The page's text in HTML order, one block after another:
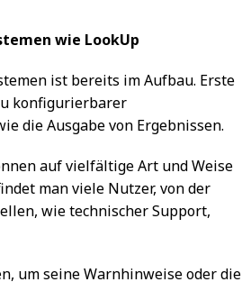
wie LookUp
ist bereits im Aufbau. Erste
konfigurierbarer
die Ausgabe von Ergebnissen.
auf vielfältige Art und Weise
man viele Nutzer, von der
wie technischer Support,
um seine Warnhinweise oder die